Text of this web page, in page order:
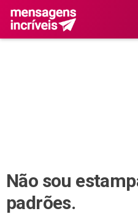
Não sou
padrões.